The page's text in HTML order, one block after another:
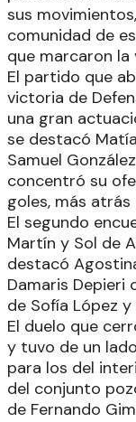
sus
comunidad de
que marcaron
El partido que
victoria de
una gran
se destacó
Samuel
concentró su
goles, más
El segundo
Martín y Sol de
destacó
Damaris Depieri
de Sofía López
El duelo que
y tuvo de un
para los del
del conjunto
de Fernando